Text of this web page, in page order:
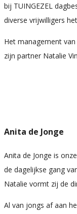
bij TUINGEZEL
diverse vrijwilligers
Het management
zijn partner Natalie
Anita de Jonge
Anita de Jonge is
de dagelijkse gang
Natalie vormt zij de
Al van jongs af aan